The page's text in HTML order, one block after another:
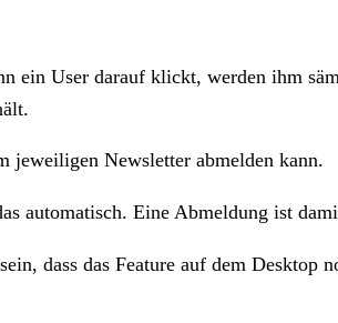
ein User darauf klickt, werden ihm
jeweiligen Newsletter abmelden kann.
automatisch. Eine Abmeldung ist
dass das Feature auf dem Desktop